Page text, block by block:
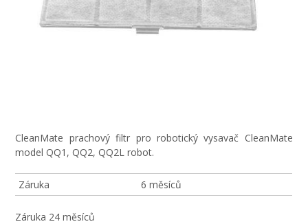
CleanMate prachový filtr pro robotický vysavač CleanMate
model QQ1, QQ2, QQ2L robot.
Záruka 6 měsíců
Záruka 24 měsíců